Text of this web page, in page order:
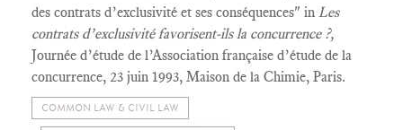
des contrats d’exclusivité et ses conséquences" in Les
contrats d’exclusivité favorisent-ils la concurrence ?,
Journée d’étude de l’Association française d’étude de la
concurrence, 23 juin 1993, Maison de la Chimie, Paris.
COMMON LAW & CIVIL LAW